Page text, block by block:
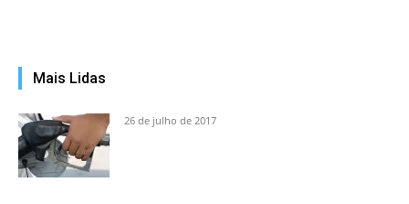
Mais Lidas
26 de julho de 2017